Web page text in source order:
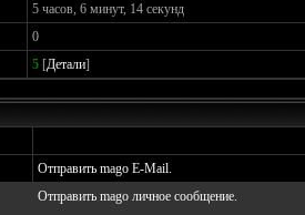
5 часов, 6 минут, 14 секунд
0
5 [Детали]
Отправить mago E-Mail.
Отправить mago личное сообщение.